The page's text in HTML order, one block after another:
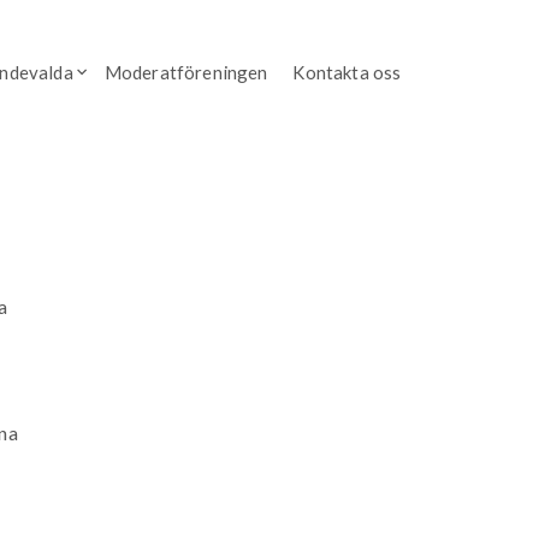
Moderatföreningen
Kontakta oss